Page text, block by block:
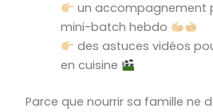
un accompagnement
mini-batch hebdo
des astuces vidéos
en cuisine
Parce que nourrir sa famille ne